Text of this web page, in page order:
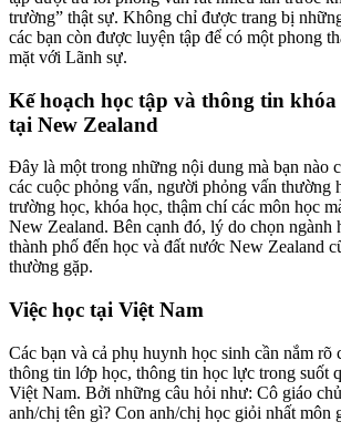
trường” thật sự. Không chỉ được trang bị
các bạn còn được luyện tập để có một phong
mặt với Lãnh sự.
Kế hoạch học tập và thông tin
tại New Zealand
Đây là một trong những nội dung mà bạn nào
các cuộc phỏng vấn, người phỏng vấn thường
trường học, khóa học, thậm chí các môn học
New Zealand. Bên cạnh đó, lý do chọn ngành
thành phố đến học và đất nước New Zealand
thường gặp.
Việc học tại Việt Nam
Các bạn và cả phụ huynh học sinh cần nắm rõ
thông tin lớp học, thông tin học lực trong suốt
Việt Nam. Bởi những câu hỏi như: Cô giáo
anh/chị tên gì? Con anh/chị học giỏi nhất môn